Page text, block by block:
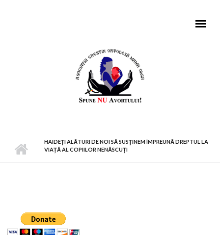
HAIDEȚI ALĂTURI DE NOI SĂ SUSȚINEM ÎMPREUNĂ DREPTUL LA
VIAȚĂ AL COPIILOR NENĂSCUȚI